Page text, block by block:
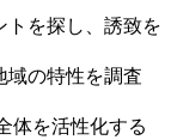
トを探し、誘致を
域の特性を調査
体を活性化する